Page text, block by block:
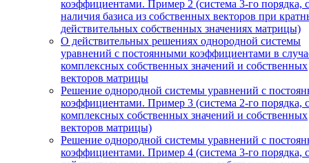
коэффициентами. Пример 2 (система 3-го порядка,
наличия базиса из собственных векторов при
действительных собственных значениях матрицы)
О действительных решениях однородной системы
уравнений с постоянными коэффициентами в
комплексных собственных значений и собственных
векторов матрицы
Решение однородной системы уравнений с
коэффициентами. Пример 3 (система 2-го порядка,
комплексных собственных значений и собственных
векторов матрицы)
Решение однородной системы уравнений с
коэффициентами. Пример 4 (система 3-го порядка,